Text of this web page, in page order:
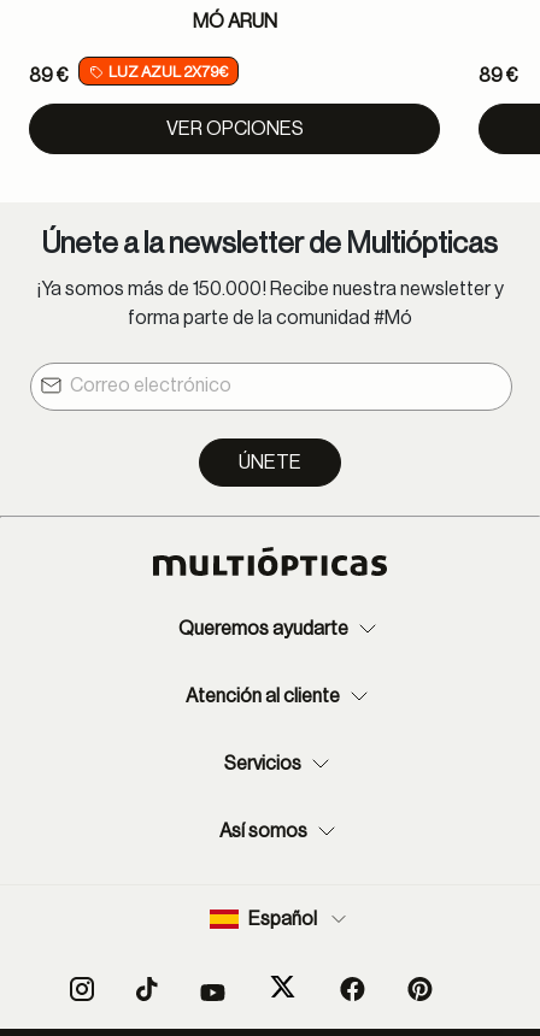
MÓ ARUN
89 € LUZ AZUL 2X79€
VER OPCIONES
89 €
Únete a la newsletter de Multiópticas
¡Ya somos más de 150.000! Recibe nuestra newsletter y
forma parte de la comunidad #Mó
ÚNETE
Queremos ayudarte
Atención al cliente
Servicios
Así somos
Español